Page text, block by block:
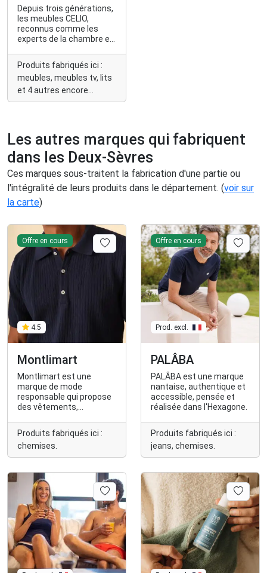
Depuis trois générations,
les meubles CELIO,
reconnus comme les
experts de la chambre et
désormais des meubles
personnalisables pour
ranger, dormir, se
détendre, et même
manger.
Produits fabriqués ici :
meubles, meubles tv, lits
et 4 autres encore...
Les autres marques qui fabriquent
dans les Deux-Sèvres
Ces marques sous-traitent la fabrication d'une partie ou
l'intégralité de leurs produits dans le département. (voir sur
la carte)
Offre en cours
4.5
Montlimart
Montlimart est une
marque de mode
responsable qui propose
des vêtements,
accessoires pour homme
fabriqués à moins de
2000kms dont 80% de
made in France, dans des
(naturelles, bio,
recyclées) et qui parraine
des abeilles de la région
nantaise.
Produits fabriqués ici :
chemises.
Offre en cours
Prod. excl.
PALÂBA
PALÂBA est une marque
nantaise, authentique et
accessible, pensée et
réalisée dans l'Hexagone.
Produits fabriqués ici :
jeans, chemises.